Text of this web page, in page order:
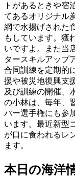
トがあるときや宿
てあるオリジナル
網で水揚げされた
もしています。獲
いですよ。また当
タースキルアップ
合同訓練を定期的
援や被災地復興支
及び訓練の開催、
の小林は、毎年、
パー選手権にも参
います。最近新型
が口に食われるレ
ます。
本日の海洋